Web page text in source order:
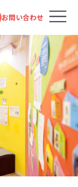
お問い合わせ
て
や発達が気に
室です。受給
いただけます。
祉サービスで
中